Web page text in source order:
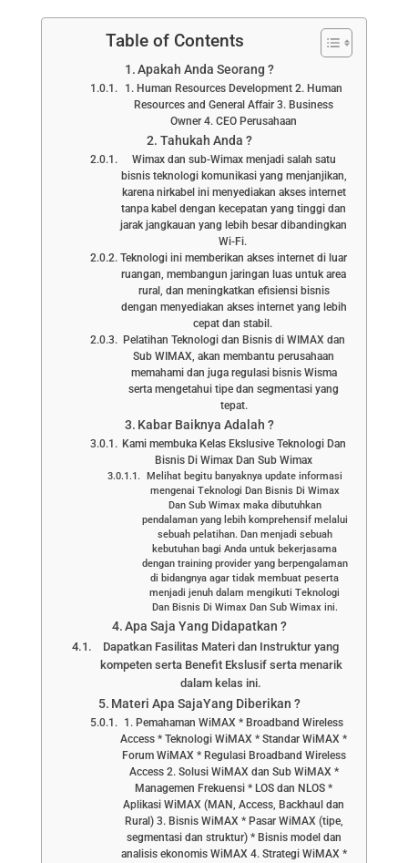
Table of Contents
Apakah Anda Seorang ?
1. Human Resources Development 2. Human
Resources and General Affair 3. Business
Owner 4. CEO Perusahaan
Tahukah Anda ?
Wimax dan sub-Wimax menjadi salah satu
bisnis teknologi komunikasi yang menjanjikan,
karena nirkabel ini menyediakan akses internet
tanpa kabel dengan kecepatan yang tinggi dan
jarak jangkauan yang lebih besar dibandingkan
Wi-Fi.
Teknologi ini memberikan akses internet di luar
ruangan, membangun jaringan luas untuk area
rural, dan meningkatkan efisiensi bisnis
dengan menyediakan akses internet yang lebih
cepat dan stabil.
Pelatihan Teknologi dan Bisnis di WIMAX dan
Sub WIMAX, akan membantu perusahaan
memahami dan juga regulasi bisnis Wisma
serta mengetahui tipe dan segmentasi yang
tepat.
Kabar Baiknya Adalah ?
Kami membuka Kelas Ekslusive Teknologi Dan
Bisnis Di Wimax Dan Sub Wimax
Melihat begitu banyaknya update informasi
mengenai Teknologi Dan Bisnis Di Wimax
Dan Sub Wimax maka dibutuhkan
pendalaman yang lebih komprehensif melalui
sebuah pelatihan. Dan menjadi sebuah
kebutuhan bagi Anda untuk bekerjasama
dengan training provider yang berpengalaman
di bidangnya agar tidak membuat peserta
menjadi jenuh dalam mengikuti Teknologi
Dan Bisnis Di Wimax Dan Sub Wimax ini.
Apa Saja Yang Didapatkan ?
Dapatkan Fasilitas Materi dan Instruktur yang
kompeten serta Benefit Ekslusif serta menarik
dalam kelas ini.
Materi Apa SajaYang Diberikan ?
1. Pemahaman WiMAX * Broadband Wireless
Access * Teknologi WiMAX * Standar WiMAX *
Forum WiMAX * Regulasi Broadband Wireless
Access 2. Solusi WiMAX dan Sub WiMAX *
Managemen Frekuensi * LOS dan NLOS *
Aplikasi WiMAX (MAN, Access, Backhaul dan
Rural) 3. Bisnis WiMAX * Pasar WiMAX (tipe,
segmentasi dan struktur) * Bisnis model dan
analisis ekonomis WiMAX 4. Strategi WiMAX *